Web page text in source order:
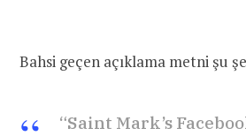
Bahsi geçen açıklama metni şu
“Saint Mark’s